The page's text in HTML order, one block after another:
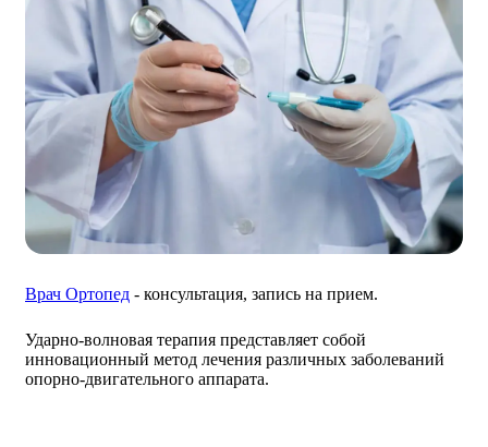
Врач Ортопед - консультация, запись на прием.
Ударно-волновая терапия представляет собой
инновационный метод лечения различных заболеваний
опорно-двигательного аппарата.